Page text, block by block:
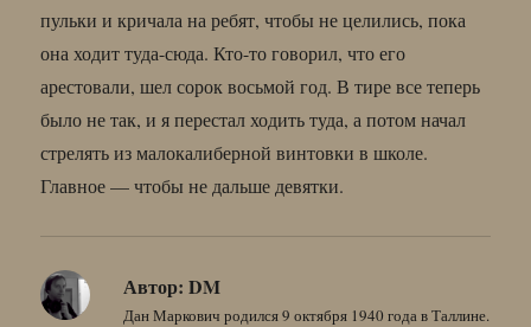
пульки и кричала на ребят, чтобы не целились, пока
она ходит туда-сюда. Кто-то говорил, что его
арестовали, шел сорок восьмой год. В тире все теперь
было не так, и я перестал ходить туда, а потом начал
стрелять из малокалиберной винтовки в школе.
Главное — чтобы не дальше девятки.
Автор: DM
Дан Маркович родился 9 октября 1940 года в Таллине.